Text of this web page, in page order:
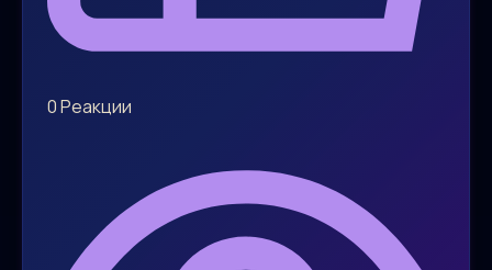
0Реакции